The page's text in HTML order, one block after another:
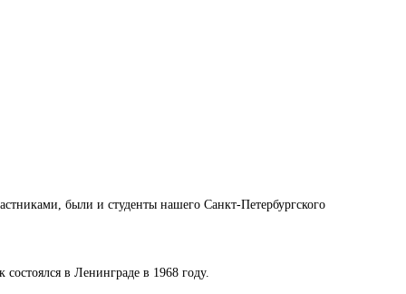
были и студенты нашего Санкт-Петербургского
в Ленинграде в 1968 году.